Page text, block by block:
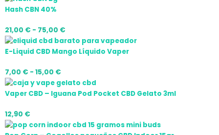
Hash CBN 40%
21,00 € - 75,00 €
E-Liquid CBD Mango Líquido Vaper
7,00 € - 15,00 €
Vaper CBD – Iguana Pod Pocket CBD Gelato 3ml
12,90 €